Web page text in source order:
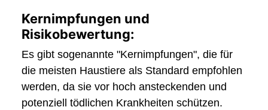
Kernimpfungen und
Risikobewertung:
Es gibt sogenannte "Kernimpfungen", die für
die meisten Haustiere als Standard empfohlen
werden, da sie vor hoch ansteckenden und
potenziell tödlichen Krankheiten schützen.